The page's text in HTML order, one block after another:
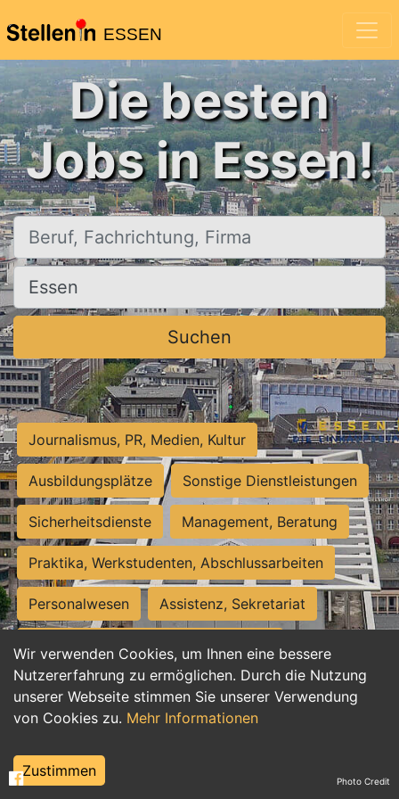
ESSEN
Wir verwenden Cookies, um Ihnen eine bessere
Nutzererfahrung zu ermöglichen. Durch die Nutzung
unserer Webseite stimmen Sie unserer Verwendung
von Cookies zu. Mehr Informationen
Zustimmen
Die besten
Jobs in Essen!
Beruf, Fachrichtung, Firma
Ort, Stadt
Suchen
Journalismus, PR, Medien, Kultur
Ausbildungsplätze Sonstige Dienstleistungen
Sicherheitsdienste Management, Beratung
Praktika, Werkstudenten, Abschlussarbeiten
Personalwesen Assistenz, Sekretariat
Hilfskräfte, Aushilfs- und Nebenjobs
Einkauf, Logistik, Materialwirtschaft
Weiterbildung, Studium, duale Ausbildung
Tourismus
Photo Credit